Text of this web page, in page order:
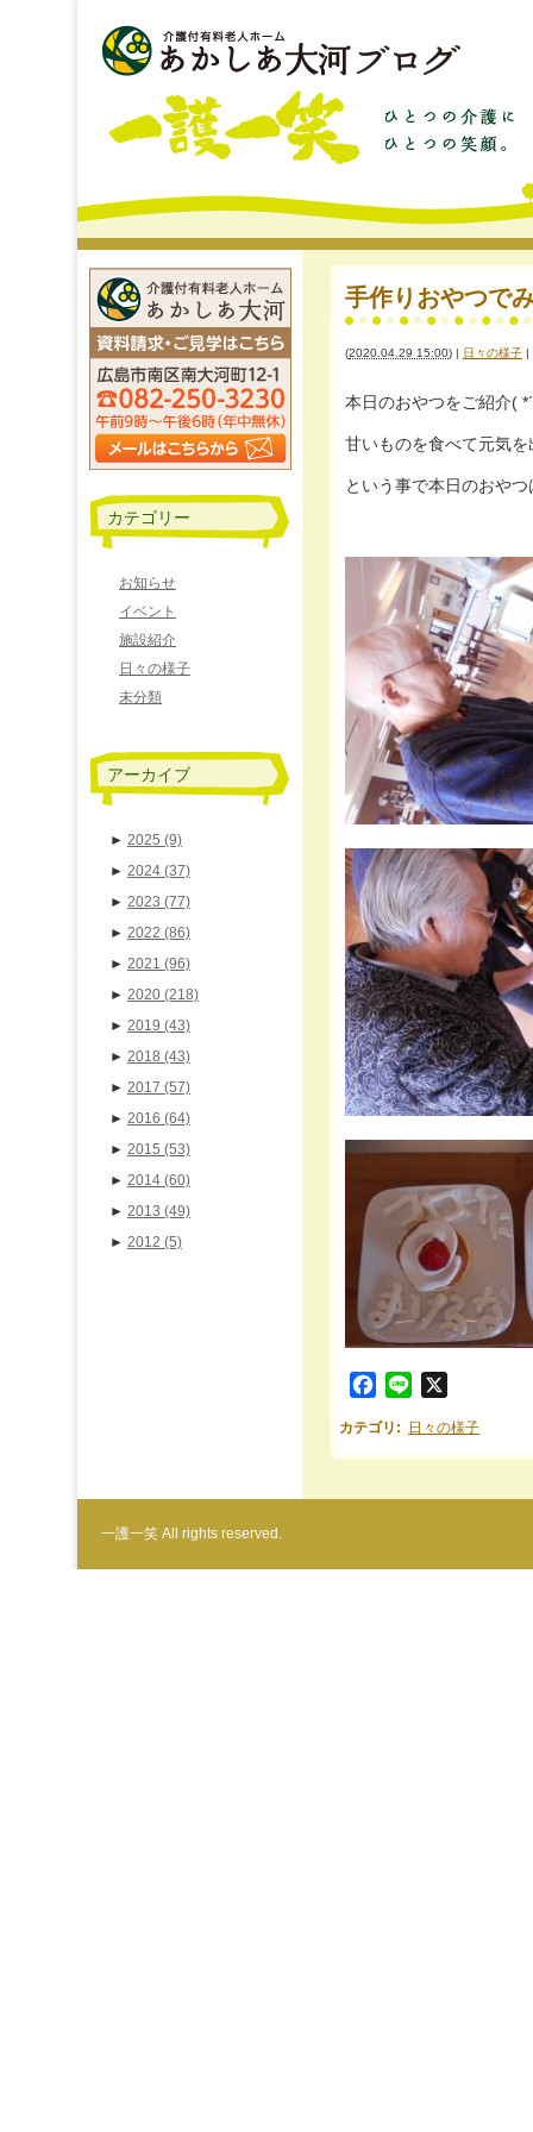
手作りおやつで
(2020.04.29 15:00) | 日々の様子 |
本日のおやつをご紹介(
甘いものを食べて元気
という事で本日のおや
Facebook
Line
カテゴリ : 日々の様子
カテゴリー
お知らせ
イベント
施設紹介
日々の様子
未分類
アーカイブ
► 2025 (9)
► 2024 (37)
► 2023 (77)
► 2022 (86)
► 2021 (96)
► 2020 (218)
► 2019 (43)
► 2018 (43)
► 2017 (57)
► 2016 (64)
► 2015 (53)
► 2014 (60)
► 2013 (49)
► 2012 (5)
一護一笑 All rights reserved.